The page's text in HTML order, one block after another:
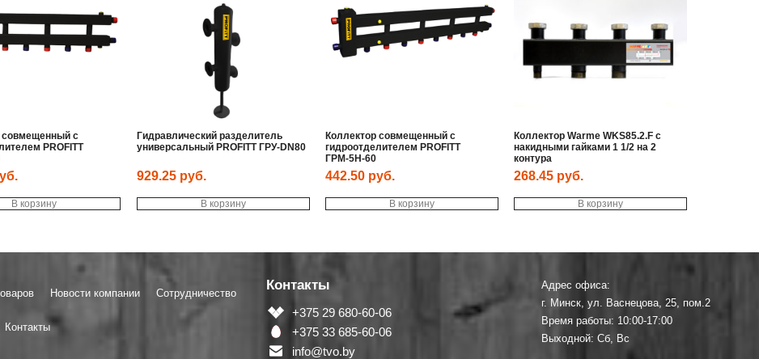
совмещенный с
PROFITT
В корзину
Гидравлический разделитель
универсальный PROFITT ГРУ-DN80
929.25 руб.
В корзину
Коллектор совмещенный с
гидроотделителем PROFITT
ГРМ-5Н-60
442.50 руб.
В корзину
Коллектор Warme WKS85.2.F с
накидными гайками 1 1/2 на 2
контура
268.45 руб.
В корзину
Новости компании Сотрудничество
Контакты
Контакты
+375 29 680-60-06
+375 33 685-60-06
info@tvo.by
Адрес офиса:
г. Минск, ул. Васнецова, 25, пом.2
Время работы: 10:00-17:00
Выходной: Сб, Вс